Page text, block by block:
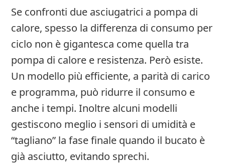
Se confronti due asciugatrici a pompa di
calore, spesso la differenza di consumo per
ciclo non è gigantesca come quella tra
pompa di calore e resistenza. Però esiste.
Un modello più efficiente, a parità di carico
e programma, può ridurre il consumo e
anche i tempi. Inoltre alcuni modelli
gestiscono meglio i sensori di umidità e
“tagliano” la fase finale quando il bucato è
già asciutto, evitando sprechi.